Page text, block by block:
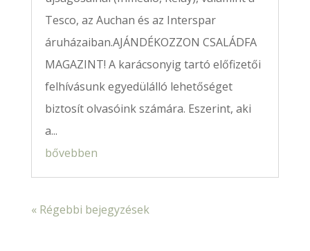
Tesco, az Auchan és az Interspar
áruházaiban.AJÁNDÉKOZZON CSALÁDFA
MAGAZINT! A karácsonyig tartó előfizetői
felhívásunk egyedülálló lehetőséget
biztosít olvasóink számára. Eszerint, aki
a...
bővebben
« Régebbi bejegyzések